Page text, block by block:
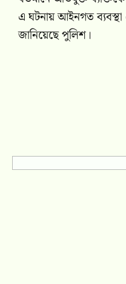
এ ঘটনায় আইনগত ব্যবস্থা
জানিয়েছে পুলিশ।